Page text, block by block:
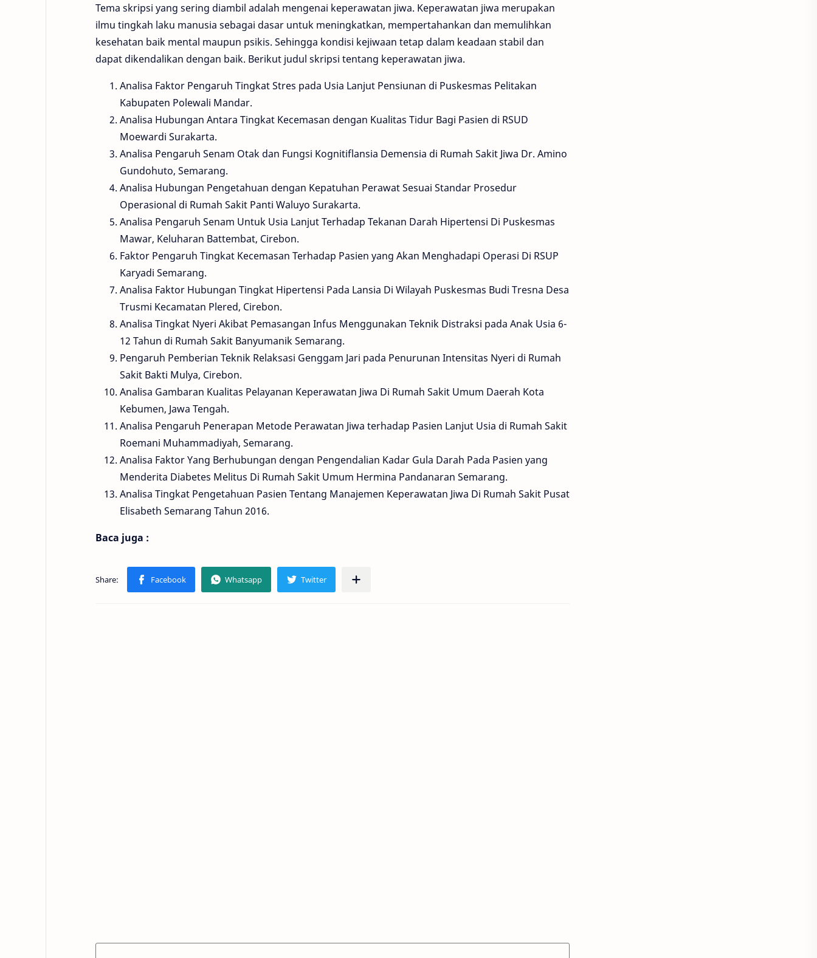
Tema skripsi yang sering diambil adalah mengenai keperawatan jiwa. Keperawatan jiwa merupakan
ilmu tingkah laku manusia sebagai dasar untuk meningkatkan, mempertahankan dan memulihkan
kesehatan baik mental maupun psikis. Sehingga kondisi kejiwaan tetap dalam keadaan stabil dan
dapat dikendalikan dengan baik. Berikut judul skripsi tentang keperawatan jiwa.
Analisa Faktor Pengaruh Tingkat Stres pada Usia Lanjut Pensiunan di Puskesmas Pelitakan
Kabupaten Polewali Mandar.
Analisa Hubungan Antara Tingkat Kecemasan dengan Kualitas Tidur Bagi Pasien di RSUD
Moewardi Surakarta.
Analisa Pengaruh Senam Otak dan Fungsi Kognitiflansia Demensia di Rumah Sakit Jiwa Dr. Amino
Gundohuto, Semarang.
Analisa Hubungan Pengetahuan dengan Kepatuhan Perawat Sesuai Standar Prosedur
Operasional di Rumah Sakit Panti Waluyo Surakarta.
Analisa Pengaruh Senam Untuk Usia Lanjut Terhadap Tekanan Darah Hipertensi Di Puskesmas
Mawar, Keluharan Battembat, Cirebon.
Faktor Pengaruh Tingkat Kecemasan Terhadap Pasien yang Akan Menghadapi Operasi Di RSUP
Karyadi Semarang.
Analisa Faktor Hubungan Tingkat Hipertensi Pada Lansia Di Wilayah Puskesmas Budi Tresna Desa
Trusmi Kecamatan Plered, Cirebon.
Analisa Tingkat Nyeri Akibat Pemasangan Infus Menggunakan Teknik Distraksi pada Anak Usia 6-
12 Tahun di Rumah Sakit Banyumanik Semarang.
Pengaruh Pemberian Teknik Relaksasi Genggam Jari pada Penurunan Intensitas Nyeri di Rumah
Sakit Bakti Mulya, Cirebon.
Analisa Gambaran Kualitas Pelayanan Keperawatan Jiwa Di Rumah Sakit Umum Daerah Kota
Kebumen, Jawa Tengah.
Analisa Pengaruh Penerapan Metode Perawatan Jiwa terhadap Pasien Lanjut Usia di Rumah Sakit
Roemani Muhammadiyah, Semarang.
Analisa Faktor Yang Berhubungan dengan Pengendalian Kadar Gula Darah Pada Pasien yang
Menderita Diabetes Melitus Di Rumah Sakit Umum Hermina Pandanaran Semarang.
Analisa Tingkat Pengetahuan Pasien Tentang Manajemen Keperawatan Jiwa Di Rumah Sakit Pusat
Elisabeth Semarang Tahun 2016.
Baca juga :